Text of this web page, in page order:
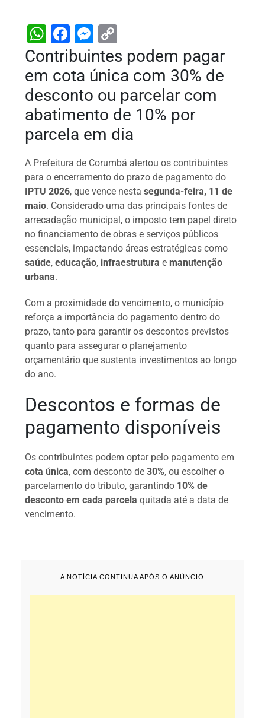
W
h
at
s
A
p
p
F
a
c
e
b
o
o
k
M
e
s
s
e
n
g
er
o
p
y
Li
n
k
Contribuintes podem pagar
em cota única com 30% de
desconto ou parcelar com
abatimento de 10% por
parcela em dia
A Prefeitura de Corumbá alertou os contribuintes
para o encerramento do prazo de pagamento do
IPTU 2026, que vence nestasegunda-feira, 11 de
maio. Considerado uma das principais fontes de
arrecadação municipal, o imposto tem papel direto
no financiamento de obras e serviços públicos
essenciais, impactando áreas estratégicas como
saúde,educação, infraestrutura e manutenção
urbana.
Com a proximidade do vencimento, o município
reforça a importância do pagamento dentro do
prazo, tanto para garantir os descontos previstos
quanto para assegurar o planejamento
orçamentário que sustenta investimentos ao longo
do ano.
Descontos e formas de
pagamento disponíveis
Os contribuintes podem optar pelo pagamento em
cota única, com desconto de30%, ou escolher o
parcelamento do tributo, garantindo 10% de
desconto em cada parcela quitada até a data de
vencimento.
A NOTÍCIA CONTINUA APÓS O ANÚNCIO